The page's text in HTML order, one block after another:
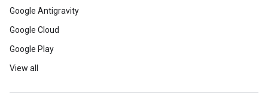
Google Antigravity
Google Cloud
Google Play
View all